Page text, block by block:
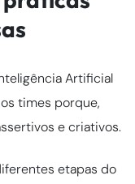
Artificial
times porque,
e criativos.
etapas do